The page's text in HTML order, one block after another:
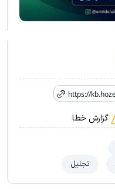
گزارش خطا
تجلیل